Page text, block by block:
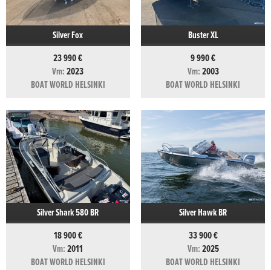
Silver Fox
23 990 €
Vm:2023
BOAT WORLD HELSINKI
Buster XL
9 990 €
Vm:2003
BOAT WORLD HELSINKI
Silver Shark 580 BR
18 900 €
Vm:2011
BOAT WORLD HELSINKI
Silver Hawk BR
33 900 €
Vm:2025
BOAT WORLD HELSINKI